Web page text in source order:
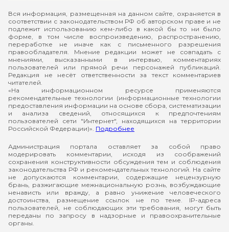
Вся информация, размещенная на данном сайте, охраняется в
соответствии с законодательством РФ об авторском праве и не
подлежит использованию кем-либо в какой бы то ни было
форме, в том числе воспроизведению, распространению,
переработке не иначе как с письменного разрешения
правообладателя. Мнение редакции может не совпадать с
мнениями, высказанными в интервью, комментариях
пользователей или прямой речи персонажей публикаций.
Редакция не несёт ответственности за текст комментариев
читателей.
«На информационном ресурсе применяются
рекомендательные технологии (информационные технологии
предоставления информации на основе сбора, систематизации
и анализа сведений, относящихся к предпочтениям
пользователей сети "Интернет", находящихся на территории
Российской Федерации)». Подробнее
Администрация портала оставляет за собой право
модерировать комментарии, исходя из соображений
сохранения конструктивности обсуждения тем и соблюдения
законодательства РФ и рекомендательных технологий. На сайте
не допускаются комментарии, содержащие нецензурную
брань, разжигающие межнациональную рознь, возбуждающие
ненависть или вражду, а равно унижение человеческого
достоинства, размещение ссылок не по теме. IP-адреса
пользователей, не соблюдающих эти требования, могут быть
переданы по запросу в надзорные и правоохранительные
органы.